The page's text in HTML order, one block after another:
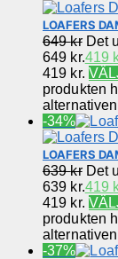
LOAFERS
649kr Det
649 kr.419
419 kr.
produkten
-34%
LOAFERS
639kr Det
639 kr.419
419 kr.
produkten
-37%